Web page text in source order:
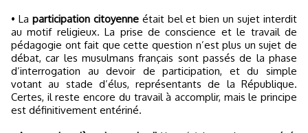
• La participation citoyenneétait bel et bien un sujet interdit
au motif religieux. La prise de conscience et le travail de
pédagogie ont fait que cette question n’est plus un sujet de
débat, car les musulmans français sont passés de la phase
d’interrogation au devoir de participation, et du simple
votant au stade d’élus, représentants de la République.
Certes, il reste encore du travail à accomplir, mais le principe
est définitivement entériné.